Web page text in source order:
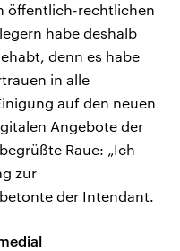
öffentlich-rechtlichen
habe deshalb
denn es habe
in alle
auf den neuen
Angebote der
Raue: „Ich
zur
der Intendant.